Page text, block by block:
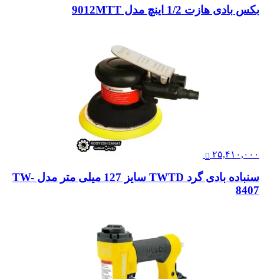
بکس بادی هازت 1/2 اینچ مدل 9012MTT
۲۵,۴۱۰,۰۰۰
سنباده بادی گرد TWTD سایز 127 میلی متر مدل TW-
8407